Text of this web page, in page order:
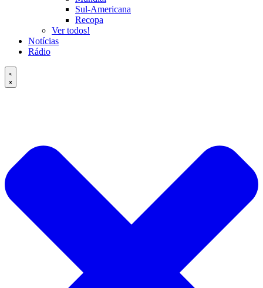
Sul-Americana
Recopa
Ver todos!
Notícias
Rádio